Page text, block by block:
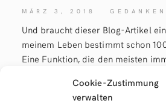
Cookie-Zustimmung
verwalten
MÄRZ 3, 2018 GEDANKEN
Und braucht dieser Blog-Artikel
meinem Leben bestimmt schon
Eine Funktion, die den meisten
Navigationsmenü. Der Inhalt muss
einer Navigationsleiste angezeigt